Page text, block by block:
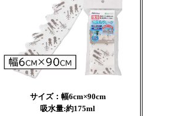
サイズ：幅6cm×90cm
吸水量:約175ml